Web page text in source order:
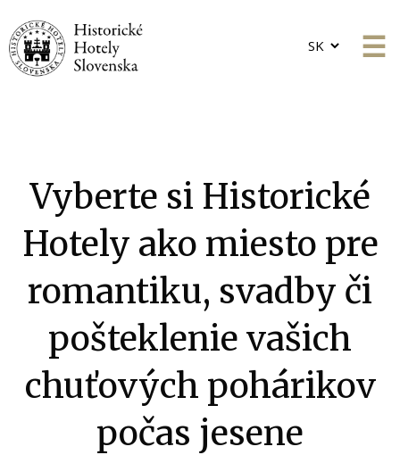
Choose
Vyberte si Historické
Hotely ako miesto pre
romantiku, svadby či
pošteklenie vašich
chuťových pohárikov
počas jesene